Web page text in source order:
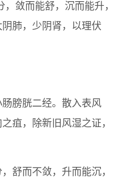
敛而能舒，沉而能升，
肺，少阴肾，以理伏
膀胱二经。散入表风
疽，除新旧风湿之证，
舒而不敛，升而能沉，